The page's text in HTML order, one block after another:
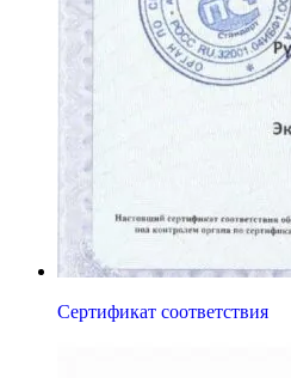
Сертификат соответствия